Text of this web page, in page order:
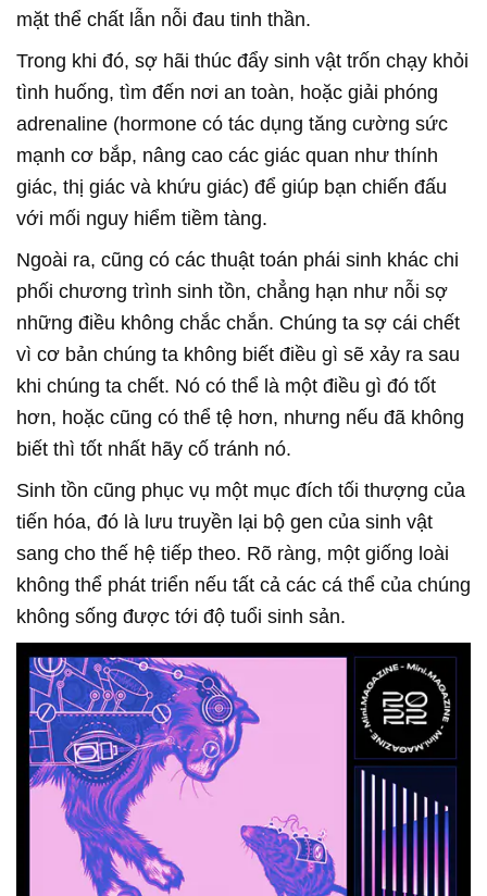
mặt thể chất lẫn nỗi đau tinh thần.
Trong khi đó, sợ hãi thúc đẩy sinh vật trốn chạy khỏi
tình huống, tìm đến nơi an toàn, hoặc giải phóng
adrenaline (hormone có tác dụng tăng cường sức
mạnh cơ bắp, nâng cao các giác quan như thính
giác, thị giác và khứu giác) để giúp bạn chiến đấu
với mối nguy hiểm tiềm tàng.
Ngoài ra, cũng có các thuật toán phái sinh khác chi
phối chương trình sinh tồn, chẳng hạn như nỗi sợ
những điều không chắc chắn. Chúng ta sợ cái chết
vì cơ bản chúng ta không biết điều gì sẽ xảy ra sau
khi chúng ta chết. Nó có thể là một điều gì đó tốt
hơn, hoặc cũng có thể tệ hơn, nhưng nếu đã không
biết thì tốt nhất hãy cố tránh nó.
Sinh tồn cũng phục vụ một mục đích tối thượng của
tiến hóa, đó là lưu truyền lại bộ gen của sinh vật
sang cho thế hệ tiếp theo. Rõ ràng, một giống loài
không thể phát triển nếu tất cả các cá thể của chúng
không sống được tới độ tuổi sinh sản.